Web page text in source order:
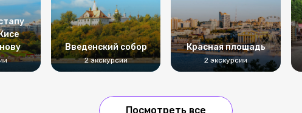
Введенский собор
2 экскурсии
Красная площадь
2 экскурсии
Посмотреть все